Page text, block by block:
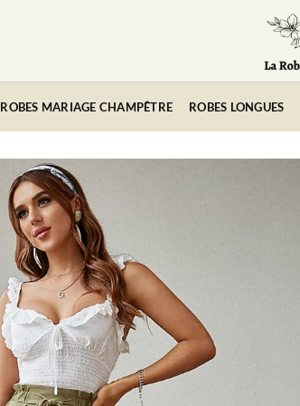
ROBES MARIAGE CHAMPÊTRE ROBES LONGUES